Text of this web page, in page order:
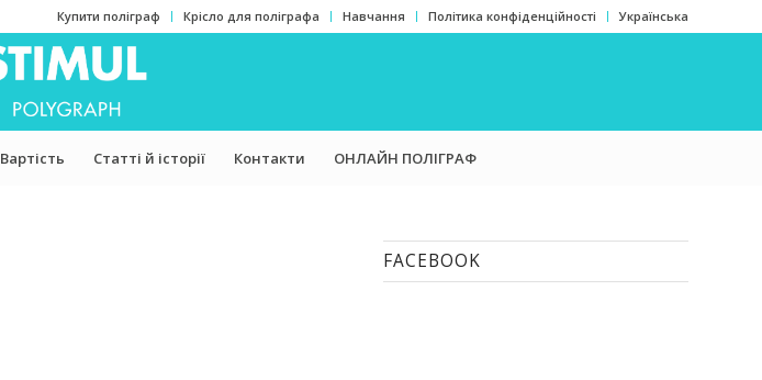
Купити поліграф Крісло для поліграфа Навчання Політика конфіденційності Українська
Вартість Статті й історії Контакти ОНЛАЙН ПОЛІГРАФ
FACEBOOK